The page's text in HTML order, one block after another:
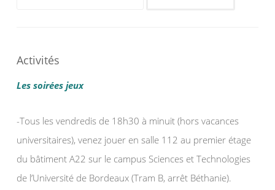
Activités
Les soirées jeux
-Tous les vendredis de 18h30 à minuit (hors vacances
universitaires), venez jouer en salle 112 au premier étage
du bâtiment A22 sur le campus Sciences et Technologies
de l’Université de Bordeaux (Tram B, arrêt Béthanie).